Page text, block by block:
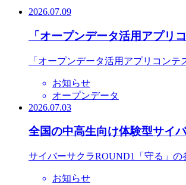
2026.07.09
「オープンデータ活用アプリ
「オープンデータ活用アプリコンテ
お知らせ
オープンデータ
2026.07.03
全国の中高生向け体験型サイ
サイバーサクラROUND1「守る」の
お知らせ